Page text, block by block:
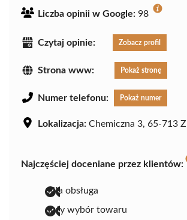
Liczba opinii w Google: 98
Czytaj opinie: Zobacz profil
Strona www: Pokaż stronę
Numer telefonu: Pokaż numer
Lokalizacja: Chemiczna 3, 65-713
Najczęściej doceniane przez klientów:
miła obsługa
duży wybór towaru